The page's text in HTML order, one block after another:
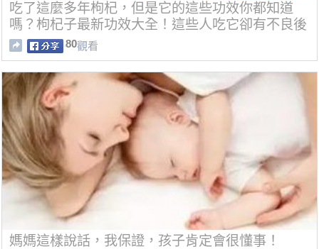
吃了這麼多年枸杞，但是它的這些功效你都知道
嗎？枸杞子最新功效大全！這些人吃它卻有不良後
果！
80觀看
媽媽這樣說話，我保證，孩子肯定會很懂事！